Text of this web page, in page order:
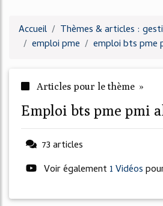
Accueil
Thèmes & articles :
emploi pme
emploi bts pme
Articles pour le thème »
emploi bts pme pmi
73 articles
Voir également 1 Vidéos